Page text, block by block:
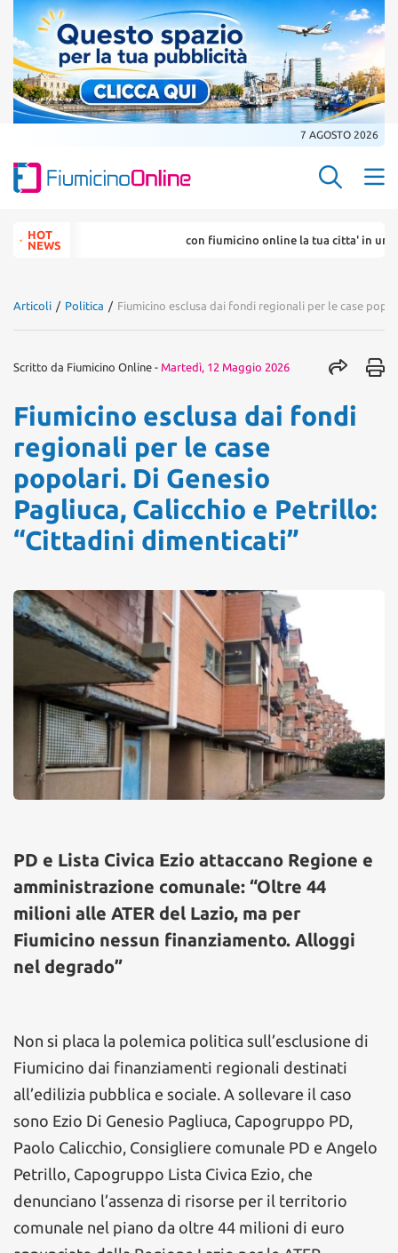
7 AGOSTO 2026
Search
for:HOT
NEWS
con fiumicino online la tua citta' in un ... click
Articoli / Politica / Fiumicino esclusa dai fondi regionali per le case
Scritto da Fiumicino Online - Martedì, 12 Maggio 2026
Fiumicino esclusa dai fondi
regionali per le case
popolari. Di Genesio
Pagliuca, Calicchio e Petrillo:
“Cittadini dimenticati”
PD e Lista Civica Ezio attaccano Regione e
amministrazione comunale: “Oltre 44
milioni alle ATER del Lazio, ma per
Fiumicino nessun finanziamento. Alloggi
nel degrado”
Non si placa la polemica politica sull’esclusione di
Fiumicino dai finanziamenti regionali destinati
all’edilizia pubblica e sociale. A sollevare il caso
sono Ezio Di Genesio Pagliuca, Capogruppo PD,
Paolo Calicchio, Consigliere comunale PD e Angelo
Petrillo, Capogruppo Lista Civica Ezio, che
denunciano l’assenza di risorse per il territorio
comunale nel piano da oltre 44 milioni di euro